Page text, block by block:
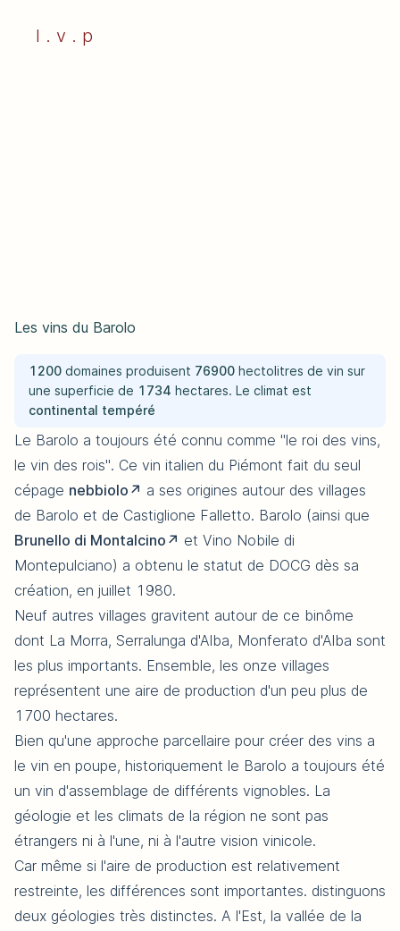
l . v . p
1200 domaines produisent 76900 hectolitres de vin sur
une superficie de 1734 hectares. Le climat est
continental tempéré
Le Barolo a toujours été connu comme "le roi des vins,
le vin des rois". Ce vin italien du Piémont fait du seul
cépage nebbiolo
a ses origines autour des villages
de Barolo et de Castiglione Falletto. Barolo (ainsi que
Brunello di Montalcino
et Vino Nobile di
Montepulciano) a obtenu le statut de DOCG dès sa
création, en juillet 1980.
Neuf autres villages gravitent autour de ce binôme
dont La Morra, Serralunga d'Alba, Monferato d'Alba sont
les plus importants. Ensemble, les onze villages
représentent une aire de production d'un peu plus de
1700 hectares.
Bien qu'une approche parcellaire pour créer des vins a
le vin en poupe, historiquement le Barolo a toujours été
un vin d'assemblage de différents vignobles. La
géologie et les climats de la région ne sont pas
étrangers ni à l'une, ni à l'autre vision vinicole.
Car même si l'aire de production est relativement
restreinte, les différences sont importantes. distinguons
deux géologies très distinctes. A l'Est, la vallée de la
Les vins du Barolo